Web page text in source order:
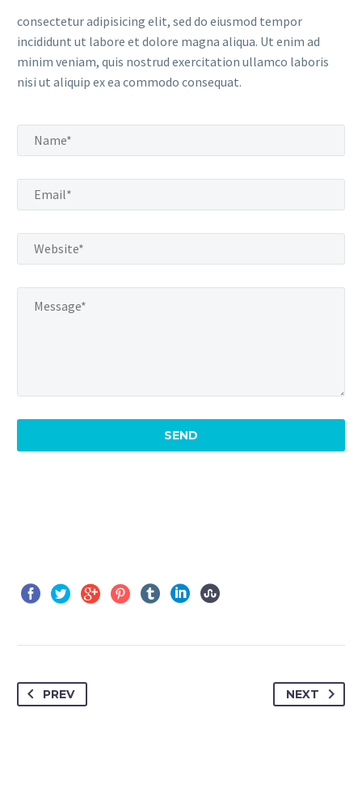
consectetur adipisicing elit, sed do eiusmod tempor
incididunt ut labore et dolore magna aliqua. Ut enim ad
minim veniam, quis nostrud exercitation ullamco laboris
nisi ut aliquip ex ea commodo consequat.
PREV NEXT